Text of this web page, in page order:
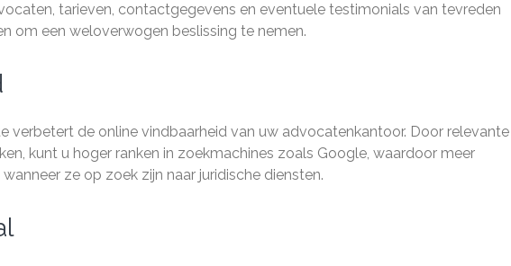
tarieven, contactgegevens en eventuele testimonials van tevreden
om een weloverwogen beslissing te nemen.
verbetert de online vindbaarheid van uw advocatenkantoor. Door relevante
kunt u hoger ranken in zoekmachines zoals Google, waardoor meer
ze op zoek zijn naar juridische diensten.